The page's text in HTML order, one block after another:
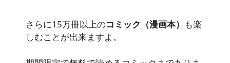
さらに15万冊以上のコミック（漫画本） も楽
しむことが出来ますよ。